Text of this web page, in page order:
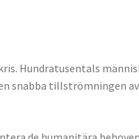
Hundratusentals
snabba tillströmningen